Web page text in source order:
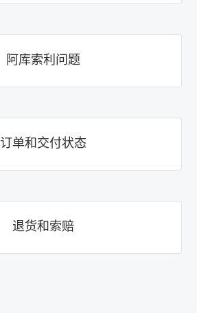
阿库索利问题
订单和交付状态
退货和索赔